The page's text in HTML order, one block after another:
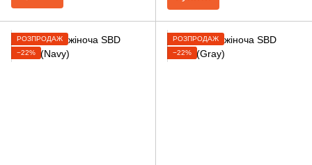
РОЗПРОДАЖ
−22%
РОЗПРОДАЖ
−22%